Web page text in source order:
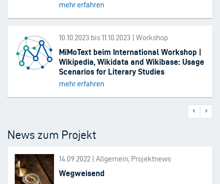
mehr erfahren
10.10.2023 bis 11.10.2023 | Workshop
MiMoText beim International Workshop |
Wikipedia, Wikidata and Wikibase: Usage
Scenarios for Literary Studies
mehr erfahren
Vorherige
News zum Projekt
14.09.2022 | Allgemein, Projektnews
Wegweisend